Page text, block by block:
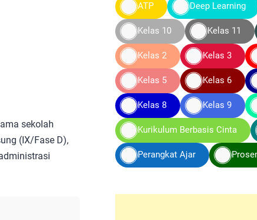
sekolah
(IX/Fase D),
ATP Deep Learning
Kelas 10 Kelas 11
Kelas 2 Kelas 3
Kelas 5 Kelas 6
Kelas 8 Kelas 9
Kurikulum Berbasis Cinta
Perangkat Ajar